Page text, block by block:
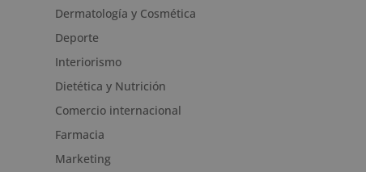
Dermatología y Cosmética
Deporte
Interiorismo
Dietética y Nutrición
Comercio internacional
Farmacia
Marketing